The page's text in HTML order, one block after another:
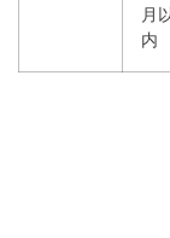
月
内